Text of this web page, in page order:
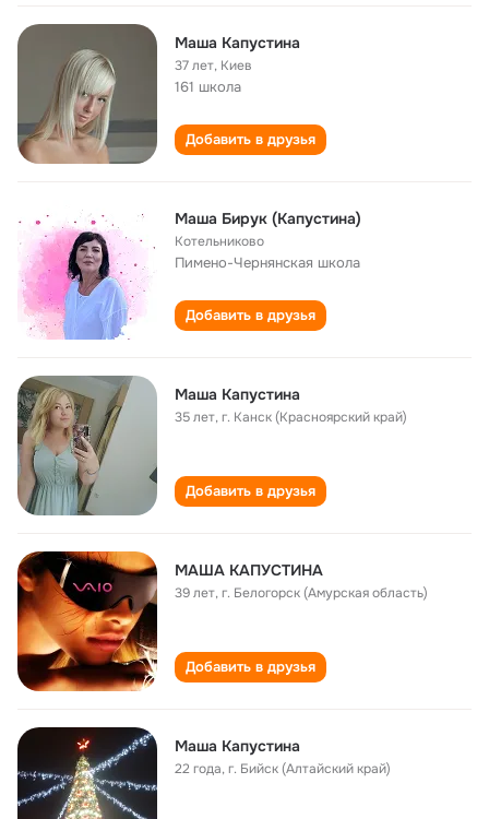
Маша Капустина
37 лет, Киев
161 школа
Добавить в друзья
Маша Бирук (Капустина)
Котельниково
Пимено-Чернянская школа
Добавить в друзья
Маша Капустина
35 лет,г. Канск (Красноярский край)
Добавить в друзья
МАША КАПУСТИНА
39 лет,г. Белогорск (Амурская область)
Добавить в друзья
Маша Капустина
22 года,г. Бийск (Алтайский край)